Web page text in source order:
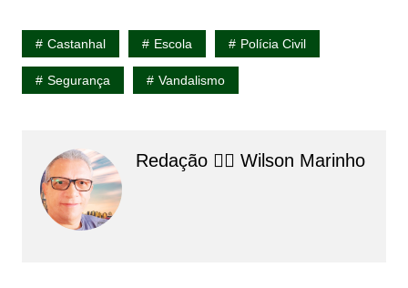
Castanhal Escola Polícia Civil
Segurança Vandalismo
Redação 👨‍⚖️​ Wilson Marinho